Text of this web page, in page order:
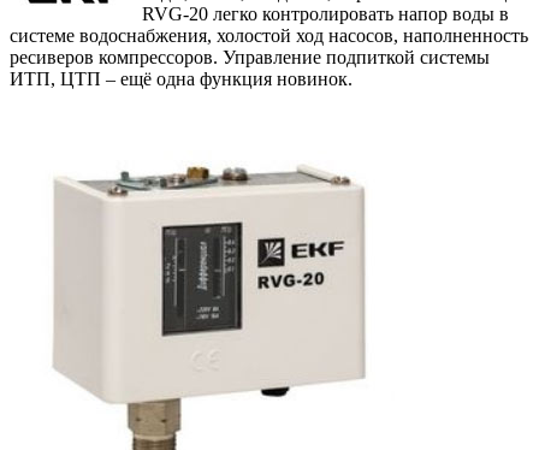
RVG-20 легко контролировать напор воды в
системе водоснабжения, холостой ход насосов, наполненность
ресиверов компрессоров. Управление подпиткой системы
ИТП, ЦТП – ещё одна функция новинок.